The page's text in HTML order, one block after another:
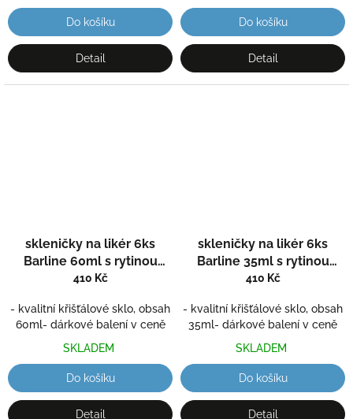
Do košíku
Detail
Do košíku
Detail
skleničky na likér 6ks
Barline 60ml s rytinou
- ručně ryté
zemědělce
410 Kč
- kvalitní křišťálové sklo, obsah
60ml- dárkové balení v ceně
SKLADEM
Do košíku
Detail
skleničky na likér 6ks
Barline 35ml s rytinou
- ručně ryté
zemědělce
410 Kč
- kvalitní křišťálové sklo, obsah
35ml- dárkové balení v ceně
SKLADEM
Do košíku
Detail